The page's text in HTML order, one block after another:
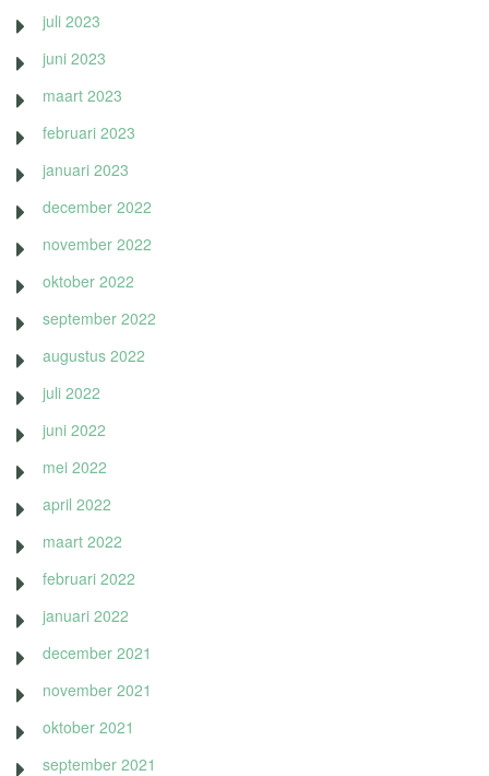
juli 2023
juni 2023
maart 2023
februari 2023
januari 2023
december 2022
november 2022
oktober 2022
september 2022
augustus 2022
juli 2022
juni 2022
mei 2022
april 2022
maart 2022
februari 2022
januari 2022
december 2021
november 2021
oktober 2021
september 2021